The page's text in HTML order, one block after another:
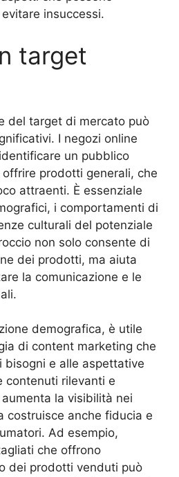
insuccessi.
target
del target di mercato può
I negozi online
un pubblico
prodotti generali, che
attraenti. È essenziale
i comportamenti di
culturali del potenziale
non solo consente di
dei prodotti, ma aiuta
la comunicazione e le
demografica, è utile
di content marketing che
bisogni e alle aspettative
contenuti rilevanti e
la visibilità nei
costruisce anche fiducia e
Ad esempio,
che offrono
dei prodotti venduti può